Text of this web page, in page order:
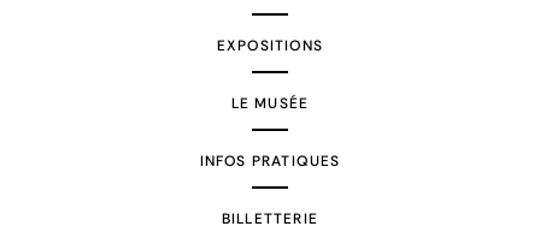
EXPOSITIONS
LE MUSÉE
INFOS PRATIQUES
BILLETTERIE